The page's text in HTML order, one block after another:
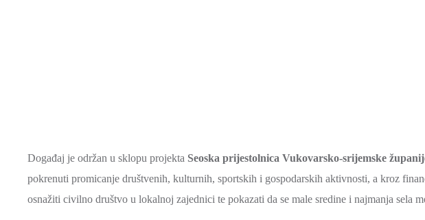
Događaj je održan u sklopu projekta Seoska prijestolnica Vukovarsko-srijemske
pokrenuti promicanje društvenih, kulturnih, sportskih i gospodarskih aktivnosti, a kroz
osnažiti civilno društvo u lokalnoj zajednici te pokazati da se male sredine i najmanja sela